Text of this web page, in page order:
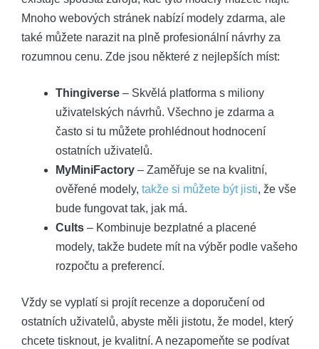
Mnoho webových stránek nabízí modely zdarma, ale
také můžete narazit na plně profesionální návrhy za
rozumnou cenu. Zde jsou některé z nejlepších míst:
Thingiverse – Skvělá platforma s miliony
uživatelských návrhů. Všechno je zdarma a
často si tu můžete prohlédnout hodnocení
ostatních uživatelů.
MyMiniFactory – Zaměřuje se na kvalitní,
ověřené modely, takže si můžete být jisti, že vše
bude fungovat tak, jak má.
Cults – Kombinuje bezplatné a placené
modely, takže budete mít na výběr podle vašeho
rozpočtu a preferencí.
Vždy se vyplatí si projít recenze a doporučení od
ostatních uživatelů, abyste měli jistotu, že model, který
chcete tisknout, je kvalitní. A nezapomeňte se podívat